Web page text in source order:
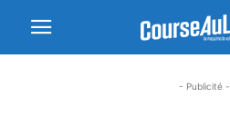
- Publicité -